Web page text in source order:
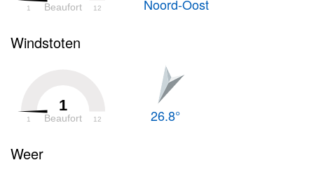
Beaufort
1 12 Noord-Oost
Windstoten
1
Beaufort
1 12 26.8°
Weer